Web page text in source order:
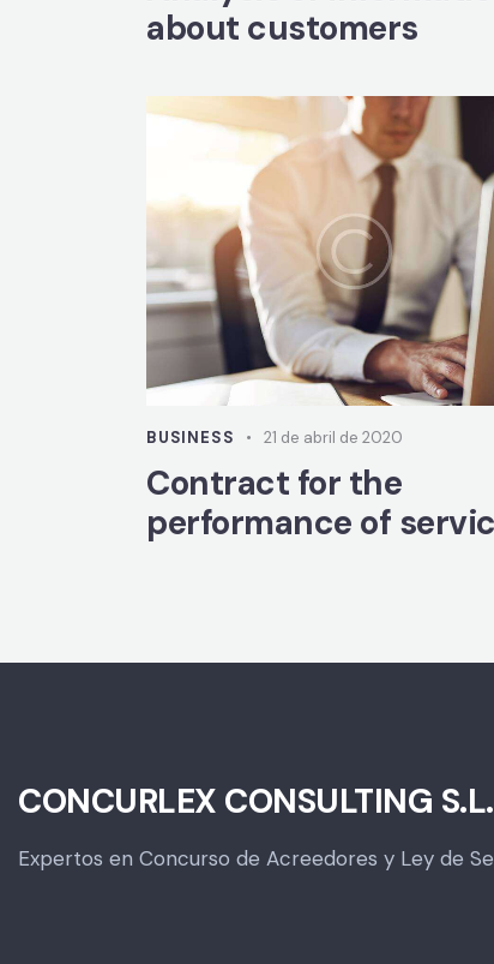
about customers
BUSINESS 21 de abril de 2020
Contract for the
performance of
CONCURLEX CONSULTING
Expertos en Concurso de Acreedores y Ley de